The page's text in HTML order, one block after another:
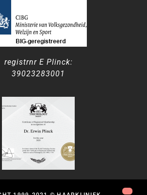
registrnr E Plinck:
39023283001